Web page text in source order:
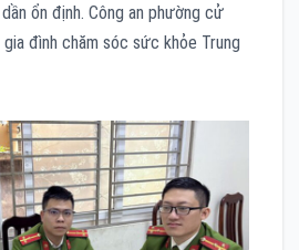
ổn định. Công an phường cử
đình chăm sóc sức khỏe Trung